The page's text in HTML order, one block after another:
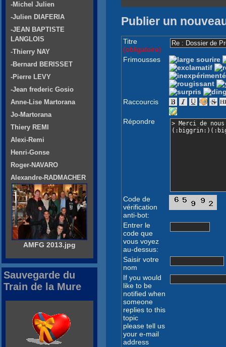
Publier un
Titre
(obligatoire)
Frimousses
Raccourcis
Répondre
Code de
vérification
anti-bot:
Entrer le
code que
vous voyez
au-dessus:
Saisir votre
nom
If you would
like to be
notified when
someone
replies to this
topic
please tell us
your e-mail
address
-Michel Julien
-Julien DIAFERIA
-JEAN BAPTISTE
LANGLOIS
-Thierry NAY
-Bernard BERISSET
-Pierre LEVY
-Jean frederic Gosio
Anne-Lise Martorana
Jo-Martorana
Thiery REMI
Alexi-Remi
Henri-Gonse
Roger-NAVARO
Alexandre-RADMACHER
AMFG 2013.jpg
Sauvegarde du
Train de la Mure